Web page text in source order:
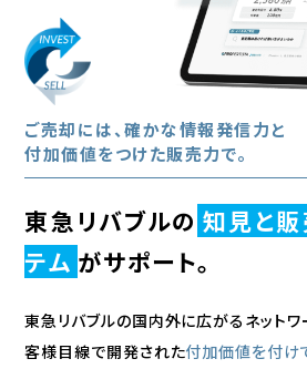
ご売却には、確かな情報発信力と
付加価値をつけた販売力で。
東急リバブルの 知見と販
テム がサポート。
東急リバブルの国内外に広がるネットワ
客様目線で開発された付加価値を付け